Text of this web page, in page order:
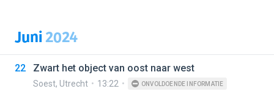
Juni2024
22 Zwart het object van oost naar west
Soest, Utrecht 13:22 ONVOLDOENDE INFORMATIE